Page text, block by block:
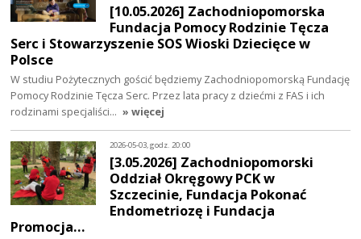
[10.05.2026] Zachodniopomorska
Fundacja Pomocy Rodzinie Tęcza
Serc i Stowarzyszenie SOS Wioski Dziecięce w
Polsce
W studiu Pożytecznych gościć będziemy Zachodniopomorską Fundację
Pomocy Rodzinie Tęcza Serc. Przez lata pracy z dziećmi z FAS i ich
rodzinami specjaliści… » więcej
2026-05-03, godz. 20:00
[3.05.2026] Zachodniopomorski
Oddział Okręgowy PCK w
Szczecinie, Fundacja Pokonać
Endometriozę i Fundacja
Promocja…